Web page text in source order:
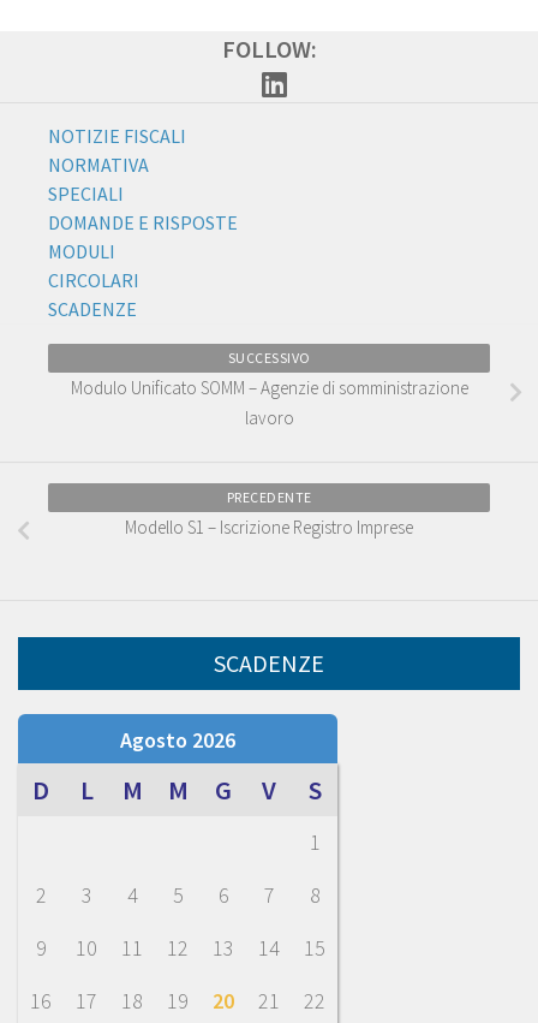
FOLLOW:
NOTIZIE FISCALI
NORMATIVA
SPECIALI
DOMANDE E RISPOSTE
MODULI
CIRCOLARI
SCADENZE
SUCCESSIVO
Modulo Unificato SOMM – Agenzie di somministrazione
lavoro
PRECEDENTE
Modello S1 – Iscrizione Registro Imprese
SCADENZE
Agosto 2026
D L M M G V S
1
2
3 4 5 6 7
8
9
10 11 12 13 14
15
16
17 18 19 20 21
22